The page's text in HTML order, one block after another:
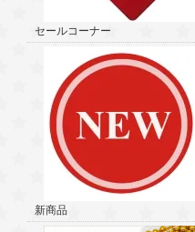
セールコーナー
新商品